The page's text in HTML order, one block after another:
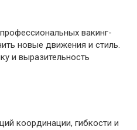
вакинг-
новые движения и стиль.
и выразительность
координации, гибкости и